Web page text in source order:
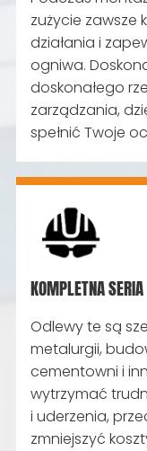
zużycie zawsze
działania i
ogniwa.
doskonałego
zarządzania,
spełnić Twoje
KOMPLETNA SERIA
Odlewy te są
metalurgii,
cementowni i
wytrzymać
i uderzenia,
zmniejszyć